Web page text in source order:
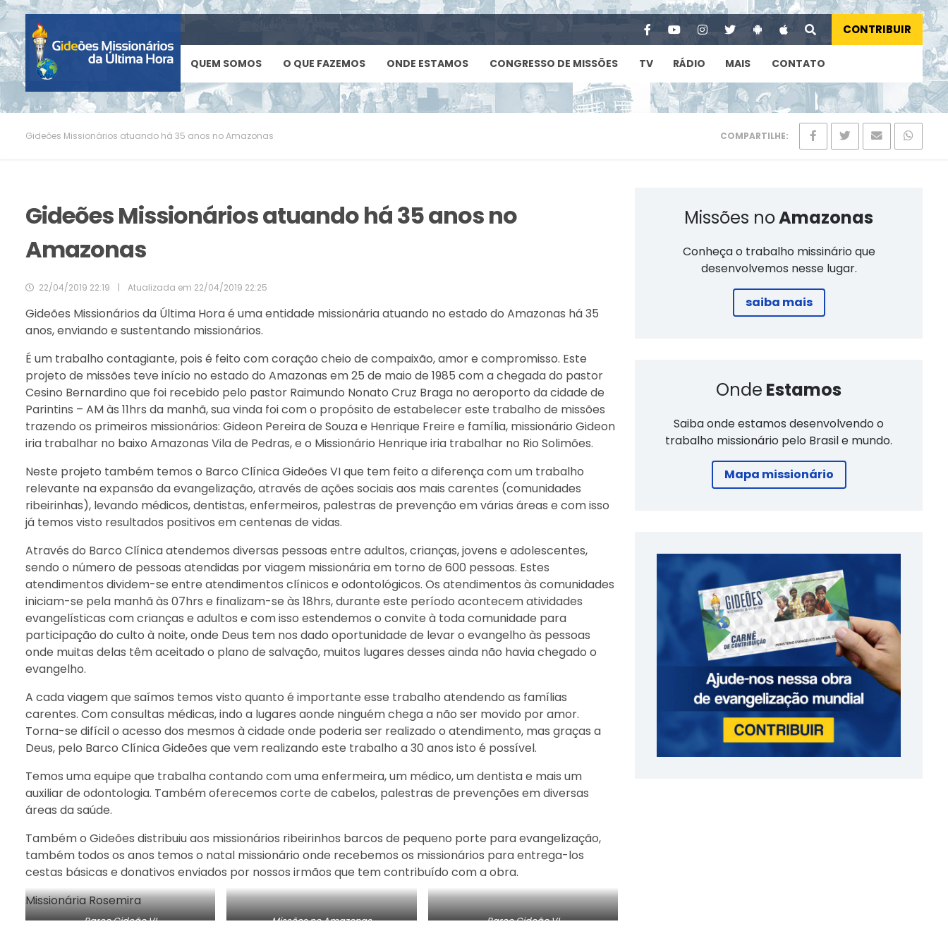
CONTRIBUIR
QUEM SOMOS O QUE FAZEMOS ONDE ESTAMOS CONGRESSO DE MISSÕES TV RÁDIO MAIS CONTATO
Gideões Missionários atuando há 35 anos no Amazonas COMPARTILHE:
Gideões Missionários atuando há 35 anos no
Amazonas
22/04/2019 22:19 | Atualizada em 22/04/2019 22:25
Gideões Missionários da Última Hora é uma entidade missionária atuando no estado do Amazonas há 35
anos, enviando e sustentando missionários.
É um trabalho contagiante, pois é feito com coração cheio de compaixão, amor e compromisso. Este
projeto de missões teve início no estado do Amazonas em 25 de maio de 1985 com a chegada do pastor
Cesino Bernardino que foi recebido pelo pastor Raimundo Nonato Cruz Braga no aeroporto da cidade de
Parintins – AM às 11hrs da manhã, sua vinda foi com o propósito de estabelecer este trabalho de missões
trazendo os primeiros missionários: Gideon Pereira de Souza e Henrique Freire e família, missionário Gideon
iria trabalhar no baixo Amazonas Vila de Pedras, e o Missionário Henrique iria trabalhar no Rio Solimões.
Neste projeto também temos o Barco Clínica Gideões VI que tem feito a diferença com um trabalho
relevante na expansão da evangelização, através de ações sociais aos mais carentes (comunidades
ribeirinhas), levando médicos, dentistas, enfermeiros, palestras de prevenção em várias áreas e com isso
já temos visto resultados positivos em centenas de vidas.
Através do Barco Clínica atendemos diversas pessoas entre adultos, crianças, jovens e adolescentes,
sendo o número de pessoas atendidas por viagem missionária em torno de 600 pessoas. Estes
atendimentos dividem-se entre atendimentos clínicos e odontológicos. Os atendimentos às comunidades
iniciam-se pela manhã às 07hrs e finalizam-se às 18hrs, durante este período acontecem atividades
evangelísticas com crianças e adultos e com isso estendemos o convite à toda comunidade para
participação do culto à noite, onde Deus tem nos dado oportunidade de levar o evangelho às pessoas
onde muitas delas têm aceitado o plano de salvação, muitos lugares desses ainda não havia chegado o
evangelho.
A cada viagem que saímos temos visto quanto é importante esse trabalho atendendo as famílias
carentes. Com consultas médicas, indo a lugares aonde ninguém chega a não ser movido por amor.
Torna-se difícil o acesso dos mesmos à cidade onde poderia ser realizado o atendimento, mas graças a
Deus, pelo Barco Clínica Gideões que vem realizando este trabalho a 30 anos isto é possível.
Temos uma equipe que trabalha contando com uma enfermeira, um médico, um dentista e mais um
auxiliar de odontologia. Também oferecemos corte de cabelos, palestras de prevenções em diversas
áreas da saúde.
Também o Gideões distribuiu aos missionários ribeirinhos barcos de pequeno porte para evangelização,
também todos os anos temos o natal missionário onde recebemos os missionários para entrega-los
cestas básicas e donativos enviados por nossos irmãos que tem contribuído com a obra.
Missionária Rosemira
Barco Gideão VI Missões no Amazonas Barco Gideão VI
Missões noAmazonas
Conheça o trabalho missinário que
desenvolvemos nesse lugar.
saiba mais
Onde Estamos
Saiba onde estamos desenvolvendo o
trabalho missionário pelo Brasil e mundo.
Mapa missionário